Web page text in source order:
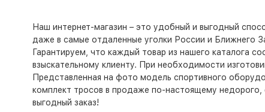
Наш интернет-магазин – это удобный и выгодный
даже в самые отдаленные уголки России и Ближнего
Гарантируем, что каждый товар из нашего каталога
взыскательному клиенту. При необходимости
Представленная на фото модель спортивного
комплект тросов в продаже по-настоящему недорого,
выгодный заказ!